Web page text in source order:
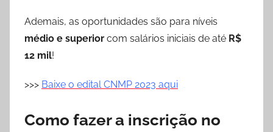
Ademais, as oportunidades são para níveis
médio e superior com salários iniciais de até R$
12 mil!
>>> Baixe o edital CNMP 2023 aqui
Como fazer a inscrição no